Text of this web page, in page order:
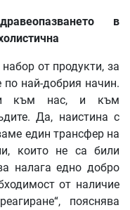
в
от продукти, за
най-добрия начин.
и към нас, и към
Да, наистина с
един трансфер на
които не са били
налага едно добро
от наличие
пояснява